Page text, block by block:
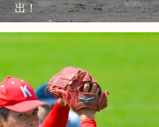
出！